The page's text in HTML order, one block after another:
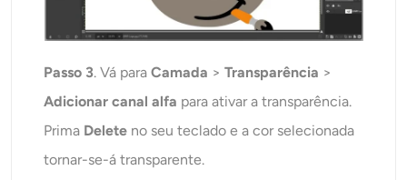
Passo 3. Vá paraCamada >Transparência >
Adicionar canal alfa para ativar a transparência.
Prima Delete no seu teclado e a cor selecionada
tornar-se-á transparente.